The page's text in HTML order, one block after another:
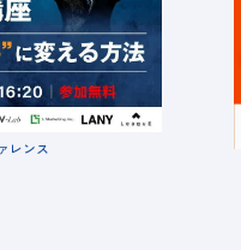
レンス